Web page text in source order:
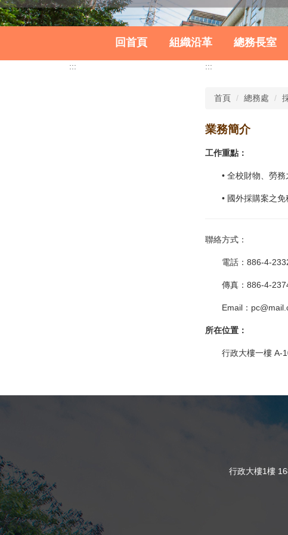
回首頁 組織沿革 總務長室
::: :::
首頁 總務處
業務簡介
工作重點：
•全校財物、勞務
• 國外採購案之免
聯絡方式：
電話：886-4-
傳真：886-4-
Email ：
所在位置：
行政大樓一樓 A-
行政大樓1樓